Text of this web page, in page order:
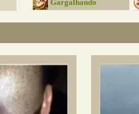
Gargalhando